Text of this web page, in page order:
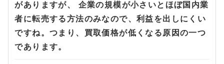
がありますが、 企業の規模が小さいとほぼ国内業
者に転売する方法のみなので、利益を出しにくい
ですね。つまり、買取価格が低くなる原因の一つ
であります。